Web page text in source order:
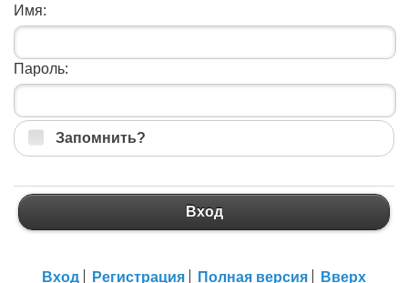
Имя:
Пароль:
Запомнить?
Вход
Вход Регистрация Полная версия Вверх